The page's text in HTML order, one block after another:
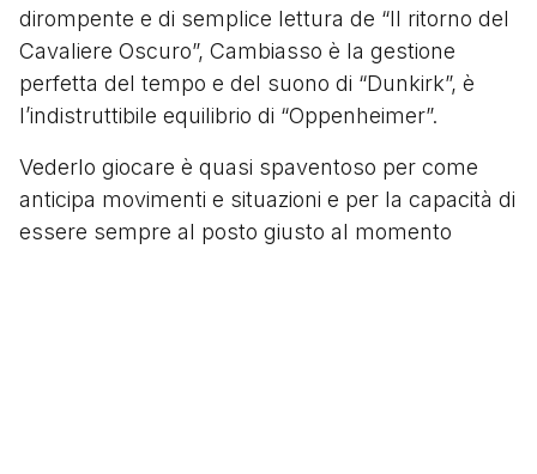
dirompente e di semplice lettura de “Il ritorno del
Cavaliere Oscuro”, Cambiasso è la gestione
perfetta del tempo e del suono di “Dunkirk”, è
l’indistruttibile equilibrio di “Oppenheimer”.
Vederlo giocare è quasi spaventoso per come
anticipa movimenti e situazioni e per la capacità di
essere sempre al posto giusto al momento